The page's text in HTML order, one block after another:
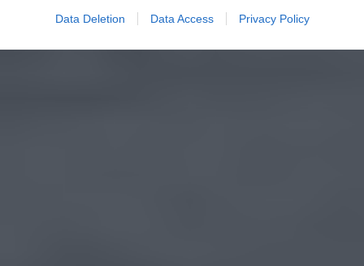
Data Deletion Data Access Privacy Policy